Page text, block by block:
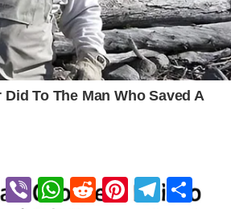
ThreadsViberWhatsApp
RedditPinterestTelegram
Share